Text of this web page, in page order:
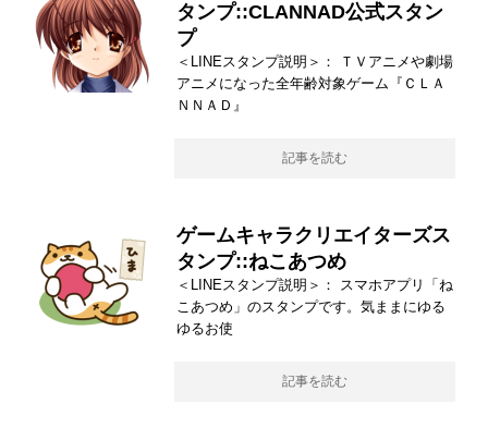
タンプ::CLANNAD公式スタン
プ
＜LINEスタンプ説明＞： ＴＶアニメや劇場
アニメになった全年齢対象ゲーム『ＣＬＡ
ＮＮＡＤ』
記事を読む
ゲームキャラクリエイターズス
タンプ::ねこあつめ
＜LINEスタンプ説明＞： スマホアプリ「ね
こあつめ」のスタンプです。気ままにゆる
ゆるお使
記事を読む